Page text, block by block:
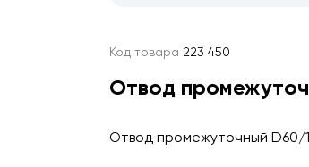
Код товара 223 450
Отвод
Отвод промежуточный D60/